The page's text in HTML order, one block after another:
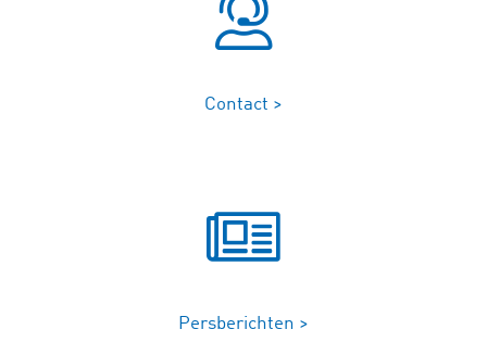
Contact >
Persberichten >